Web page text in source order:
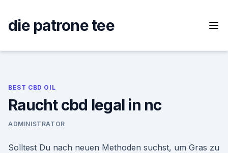
content
die patrone tee
BEST CBD OIL
Raucht cbd legal in nc
ADMINISTRATOR
Solltest Du nach neuen Methoden suchst, um Gras zu